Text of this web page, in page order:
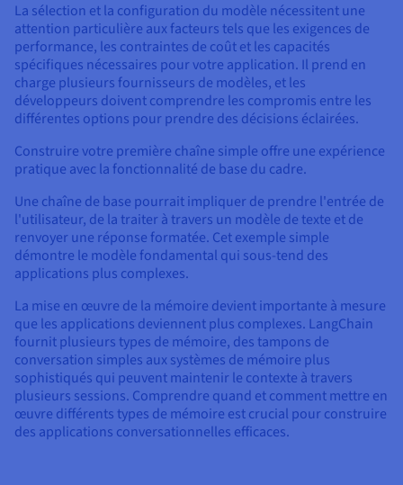
La sélection et la configuration du modèle nécessitent une
attention particulière aux facteurs tels que les exigences de
performance, les contraintes de coût et les capacités
spécifiques nécessaires pour votre application. Il prend en
charge plusieurs fournisseurs de modèles, et les
développeurs doivent comprendre les compromis entre les
différentes options pour prendre des décisions éclairées.
Construire votre première chaîne simple offre une expérience
pratique avec la fonctionnalité de base du cadre.
Une chaîne de base pourrait impliquer de prendre l'entrée de
l'utilisateur, de la traiter à travers un modèle de texte et de
renvoyer une réponse formatée. Cet exemple simple
démontre le modèle fondamental qui sous-tend des
applications plus complexes.
La mise en œuvre de la mémoire devient importante à mesure
que les applications deviennent plus complexes. LangChain
fournit plusieurs types de mémoire, des tampons de
conversation simples aux systèmes de mémoire plus
sophistiqués qui peuvent maintenir le contexte à travers
plusieurs sessions. Comprendre quand et comment mettre en
œuvre différents types de mémoire est crucial pour construire
des applications conversationnelles efficaces.